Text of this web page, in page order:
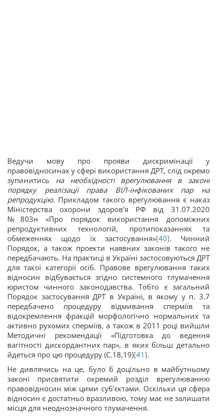
Ведучи мову про прояви дискримінації у
правовідносинах у сфері використання ДРТ, слід окремо
зупинитись на необхідності врегулювання в законі
порядку реалізації права ВІЛ-інфікованих пар на
репродукцію. Прикладом такого врегулювання є наказ
Міністерства охорони здоров’я РФ від 31.07.2020
№803н «Про порядок використання допоміжних
репродуктивних технологій, протипоказаннях та
обмеженнях щодо їх застосування»[40]. Чинний
Порядок, а також проекти наявних законів такого не
передбачають. На практиці в Україні застосовуються ДРТ
для такої категорії осіб. Правове врегулювання таких
відносин відбувається згідно системного тлумачення
юристом чинного законодавства. Тобто є загальний
Порядок застосування ДРТ в Україні, в якому у п. 3.7
передбачено процедуру відмивання сперміїв та
відокремлення фракцій морфологічно нормальних та
активно рухомих сперміїв, а також в 2011 році вийшли
Методичні рекомендації «Підготовка до ведення
вагітності дискордантних пар», в яких більш детально
йдеться про цю процедуру (С.18,19)[41].
Не дивлячись на це, було б доцільно в майбутньому
законі присвятити окремий розділ врегулюванню
правовідносин між цими суб’єктами. Оскільки ця сфера
відносин є достатньо вразливою, тому має не залишати
місця для неоднозначного тлумачення.